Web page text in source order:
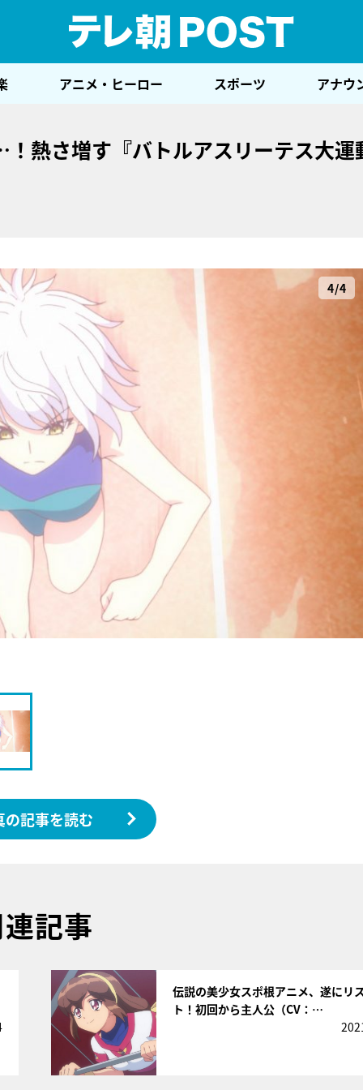
アニメ・ヒーロー スポーツ アナウ
熱さ増す『バトルアスリーテス大運
4/4
の記事を読む
記事
伝説の美少女スポ根アニメ、遂にリ
ト！初回から主人公（CV：…
E齋藤樹愛羅＆佐々木舞